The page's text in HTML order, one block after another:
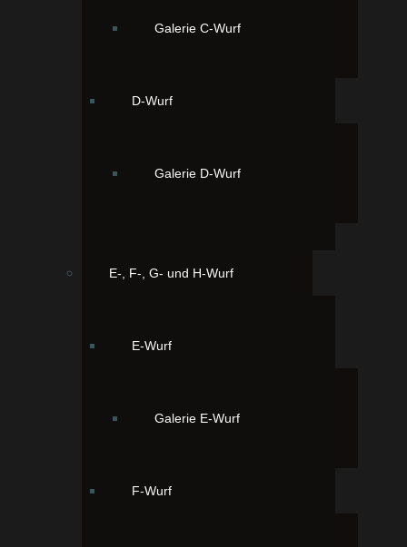
Galerie C-Wurf
D-Wurf
Galerie D-Wurf
E-, F-, G- und H-Wurf
E-Wurf
Galerie E-Wurf
F-Wurf
Gramm